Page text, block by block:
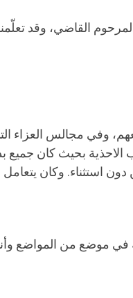
القاضي، وقد
وفي مجالس العزاء
بحيث كان جميع
دون استثناء. وكان
موضع من المواضع